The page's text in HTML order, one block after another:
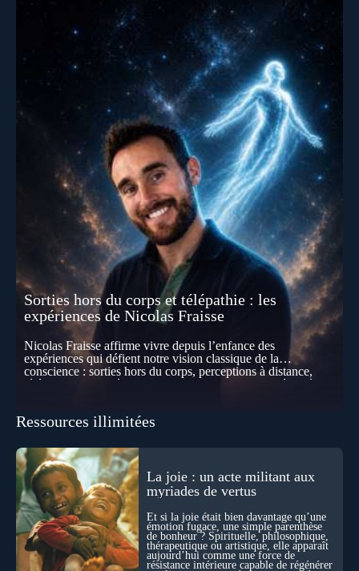
Sorties hors du corps et télépathie : les
expériences de Nicolas Fraisse
Nicolas Fraisse affirme vivre depuis l’enfance des
expériences qui défient notre vision classique de la
conscience : sorties hors du corps, perceptions à distance,
télépathie spontanée… Comment accueillir ces phénomènes
les pensées d’autrui ? Que deviennent l’espace, le temps… et
disparaître ? Au fil de cet échange, Nicolas raconte ses
expériences les plus troublantes : visions vérifiées,
explorations du cosmos, présence d’autres consciences
durant ses sorties, protocoles scientifiques… et toujours, cette
sensation étrange d’être relié à bien plus vaste que lui-même
! Sommes-nous à l’aube d’une révolution de la conscience ?
Sans doute. Mais encore faut-il accepter d’explorer ces
territoires avec lucidité, et rigueur…
Ressources illimitées
La joie : un acte militant aux
myriades de vertus
Et si la joie était bien davantage qu’une
émotion fugace, une simple parenthèse
de bonheur ? Spirituelle, philosophique,
thérapeutique ou artistique, elle apparaît
aujourd’hui comme une force de
résistance intérieure capable de régénérer